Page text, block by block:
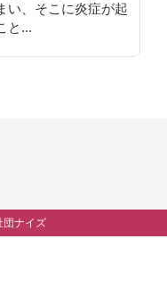
い、そこに炎症が起
と...
団ナイズ